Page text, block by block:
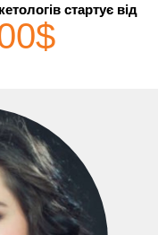
стартує від
$